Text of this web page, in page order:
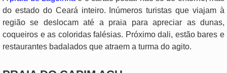
do estado do Ceará inteiro. Inúmeros turistas que viajam à
região se deslocam até a praia para apreciar as dunas,
coqueiros e as coloridas falésias. Próximo dali, estão bares e
restaurantes badalados que atraem a turma do agito.